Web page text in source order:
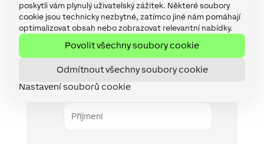
poskytli vám plynulý uživatelský zážitek. Některé soubory
cookie jsou technicky nezbytné, zatímco jiné nám pomáhají
optimalizovat obsah nebo zobrazovat relevantní nabídky.
Povolit všechny soubory cookie
Odmítnout všechny soubory cookie
Nastavení souborů cookie
Konzultace projektu zdarma
Jméno